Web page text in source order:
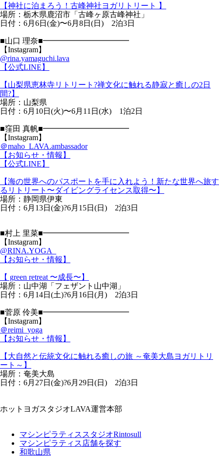
【神社に泊まろう！古峰神社ヨガリトリート 】
場所：栃木県鹿沼市「古峰ヶ原古峰神社」
日付：6月6日(金)〜6月8日(日) 2泊3日
■山口 理奈■━━━━━━━━━━━
【Instagram】
@rina.yamaguchi.lava
【公式LINE】
【山梨県恵林寺リトリート?禅文化に触れる静寂と癒しの2日
間?】
場所：山梨県
日付：6月10日(火)〜6月11日(水) 1泊2日
■窪田 真帆■━━━━━━━━━━━
【Instagram】
＠maho_LAVA.ambassador
【お知らせ・情報】
【公式LINE】
【海の世界へのパスポートを手に入れよう！新たな世界へ旅す
るリトリート〜ダイビングライセンス取得〜】
場所：静岡県伊東
日付：6月13日(金)?6月15日(日) 2泊3日
■村上 里菜■━━━━━━━━━━━
【Instagram】
@RINA.YOGA_
【お知らせ・情報】
【 green retreat 〜成長〜】
場所：山中湖「フェザント山中湖」
日付：6月14日(土)?6月16日(月) 2泊3日
■菅原 伶美■━━━━━━━━━━━
【Instagram】
＠reimi_yoga
【お知らせ・情報】
【大自然と伝統文化に触れる癒しの旅 ～奄美大島ヨガリトリ
ート～】
場所：奄美大島
日付：6月27日(金)?6月29日(日) 2泊3日
ホットヨガスタジオLAVA運営本部
マシンピラティススタジオRintosull
マシンピラティス店舗を探す
和歌山県